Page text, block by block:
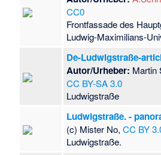
CC0
Frontfassade des
Ludwig-Maximilians-
De-Ludwigstraße-
Autor/Urheber: Martin
CC BY-SA 3.0
Ludwigstraße
Ludwigstraße. -
(c) Mister No,CC BY
Ludwigstraße.